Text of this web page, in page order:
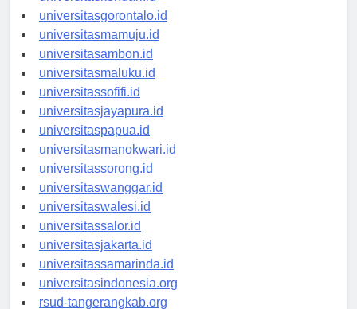
universitaskendari.id
universitasgorontalo.id
universitasmamuju.id
universitasambon.id
universitasmaluku.id
universitassofifi.id
universitasjayapura.id
universitaspapua.id
universitasmanokwari.id
universitassorong.id
universitaswanggar.id
universitaswalesi.id
universitassalor.id
universitasjakarta.id
universitassamarinda.id
universitasindonesia.org